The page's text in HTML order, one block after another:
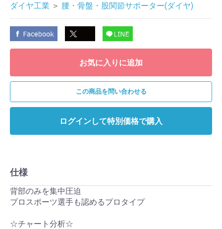
ダイヤ工業 ＞ 腰・骨盤・股関節サポーター(ダイヤ)
お気に入りに追加
この商品を問い合わせる
ログインして特別価格で購入
仕様
背部のみを集中圧迫
プロスポーツ選手も認めるプロタイプ
☆チャート分析☆